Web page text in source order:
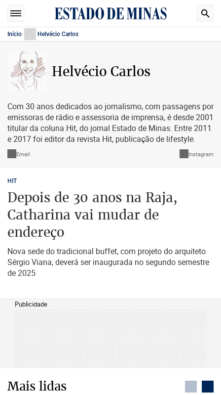
Início Helvécio Carlos
Helvécio Carlos
Com 30 anos dedicados ao jornalismo, com passagens por
emissoras de rádio e assessoria de imprensa, é desde 2001
titular da coluna Hit, do jornal Estado de Minas. Entre 2011
e 2017 foi editor da revista Hit, publicação de lifestyle.
Email Instagram
HIT
Depois de 30 anos na Raja,
Catharina vai mudar de
endereço
Nova sede do tradicional buffet, com projeto do arquiteto
Sérgio Viana, deverá ser inaugurada no segundo semestre
de 2025
Publicidade
Mais lidas